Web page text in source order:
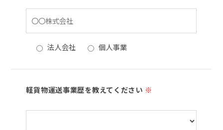
法人会社 個人事業
軽貨物運送事業歴を教えてください ※